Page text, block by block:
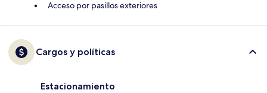
Acceso por pasillos exteriores
Cargos y políticas
Estacionamiento